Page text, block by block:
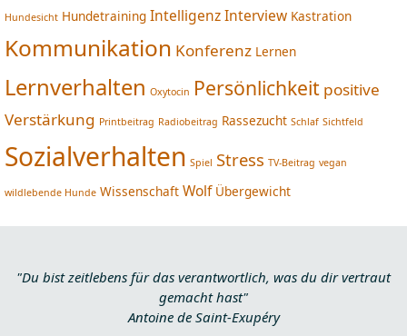
Hundesicht Hundetraining IntelligenzInterview Kastration
Kommunikation Konferenz Lernen
Lernverhalten Oxytocin Persönlichkeit positive
Verstärkung Printbeitrag Radiobeitrag Rassezucht Schlaf Sichtfeld
Sozialverhalten Spiel Stress TV-Beitrag vegan
wildlebende Hunde Wissenschaft Wolf Übergewicht
"Du bist zeitlebens für das verantwortlich, was du dir vertraut
gemacht hast"
Antoine de Saint-Exupéry